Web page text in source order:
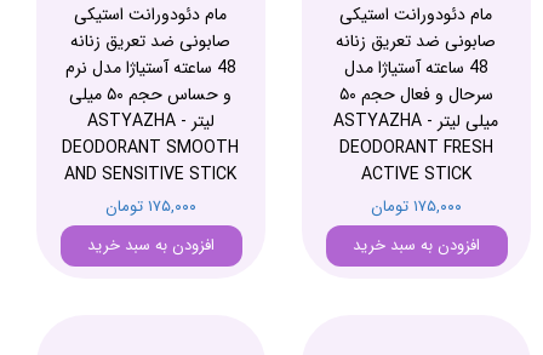
مام دئودورانت استیکی
صابونی ضد تعریق زنانه
48 ساعته آستیاژا مدل
سرحال و فعال حجم ۵۰
میلی لیتر - ASTYAZHA
DEODORANT FRESH
ACTIVE STICK
۱۷۵,۰۰۰ تومان
افزودن به سبد خرید
مام دئودورانت استیکی
صابونی ضد تعریق زنانه
48 ساعته آستیاژا مدل نرم
و حساس حجم ۵۰ میلی
لیتر - ASTYAZHA
DEODORANT SMOOTH
AND SENSITIVE STICK
۱۷۵,۰۰۰ تومان
افزودن به سبد خرید